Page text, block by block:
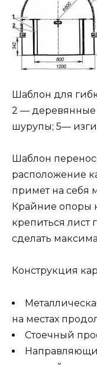
Шаблон для
2 —
шурупы; 5—
Шаблон
расположение
примет на себя
Крайние опоры
крепиться лист
сделать
Конструкция
на местах
Стоечный